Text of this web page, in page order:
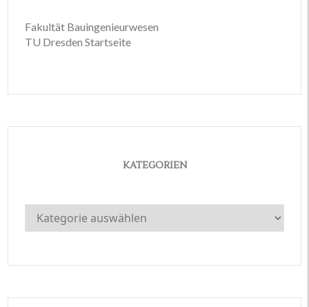
Fakultät Bauingenieurwesen
TU Dresden Startseite
KATEGORIEN
Kategorien